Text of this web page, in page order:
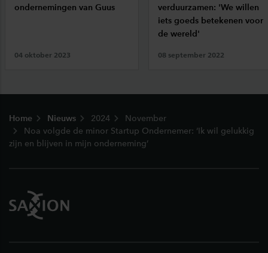
ondernemingen van Guus
04 oktober 2023
verduurzamen: 'We willen
iets goeds betekenen voor
de wereld'
08 september 2022
Home Nieuws 2024
November
Noa volgde de minor Startup Ondernemer: ‘Ik wil gelukkig
zijn en blijven in mijn onderneming’